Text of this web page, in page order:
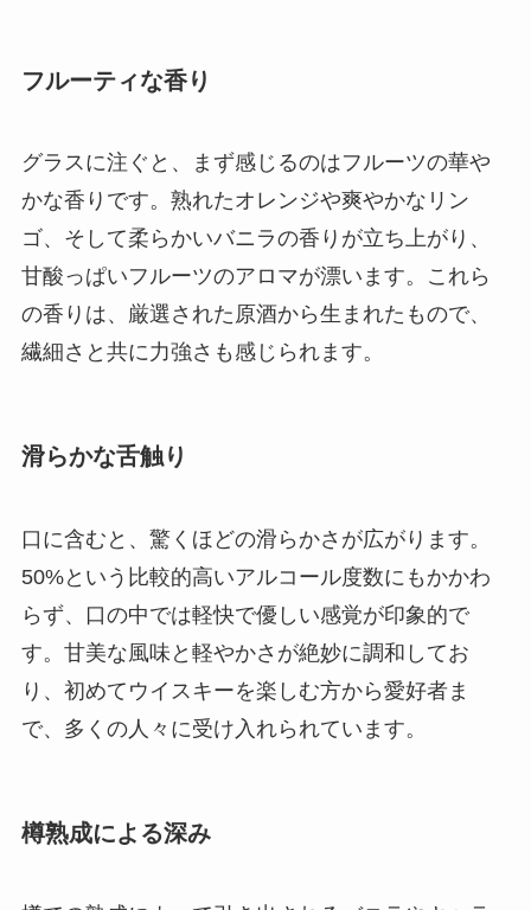
フルーティな香り
グラスに注ぐと、まず感じるのはフルーツの華や
かな香りです。熟れたオレンジや爽やかなリン
ゴ、そして柔らかいバニラの香りが立ち上がり、
甘酸っぱいフルーツのアロマが漂います。これら
の香りは、厳選された原酒から生まれたもので、
繊細さと共に力強さも感じられます。
滑らかな舌触り
口に含むと、驚くほどの滑らかさが広がります。
50%という比較的高いアルコール度数にもかかわ
らず、口の中では軽快で優しい感覚が印象的で
す。甘美な風味と軽やかさが絶妙に調和してお
り、初めてウイスキーを楽しむ方から愛好者ま
で、多くの人々に受け入れられています。
樽熟成による深み